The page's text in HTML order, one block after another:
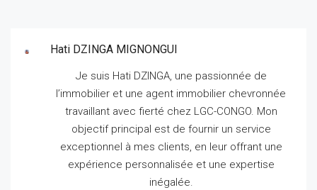
Hati DZINGA MIGNONGUI
Je suis Hati DZINGA, une passionnée de
l’immobilier et une agent immobilier chevronnée
travaillant avec fierté chez LGC-CONGO. Mon
objectif principal est de fournir un service
exceptionnel à mes clients, en leur offrant une
expérience personnalisée et une expertise
inégalée.